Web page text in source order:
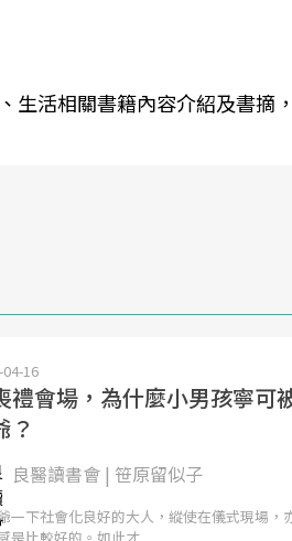
生活相關書籍內容介紹及書摘
16
禮會場，為什麼小男孩寧可
？
良醫讀書會 | 笹原留似子
一下社會化良好的大人，縱使在儀式現場，